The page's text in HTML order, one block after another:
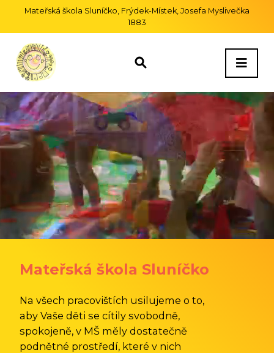
Mateřská škola Sluníčko, Frýdek-Místek, Josefa Myslivečka
1883
Mateřská škola Sluníčko
Na všech pracovištích usilujeme o to,
aby Vaše děti se cítily svobodně,
spokojeně, v MŠ měly dostatečně
podnětné prostředí, které v nich